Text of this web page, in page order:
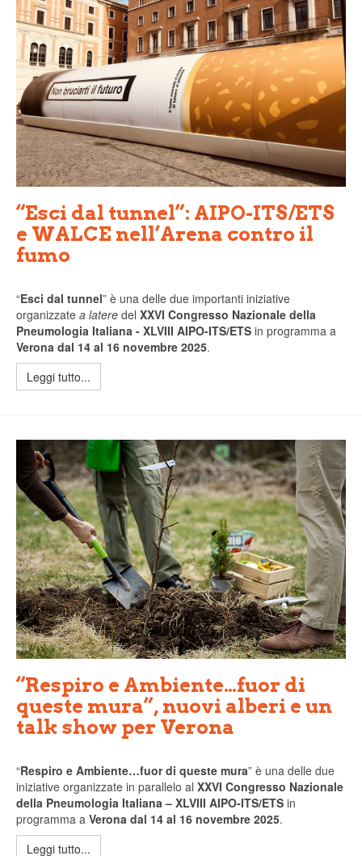
“Esci dal tunnel”: AIPO-ITS/ETS
e WALCE nell’Arena contro il
fumo
“Esci dal tunnel” è una delle due importanti iniziative
organizzate a latere del XXVI Congresso Nazionale della
Pneumologia Italiana - XLVIII AIPO-ITS/ETS in programma a
Verona dal 14 al 16 novembre 2025.
Leggi tutto...
“Respiro e Ambiente…fuor di
queste mura”, nuovi alberi e un
talk show per Verona
“Respiro e Ambiente…fuor di queste mura” è una delle due
iniziative organizzate in parallelo al XXVI Congresso Nazionale
della Pneumologia Italiana – XLVIII AIPO-ITS/ETS in
programma a Verona dal 14 al 16 novembre 2025.
Leggi tutto...